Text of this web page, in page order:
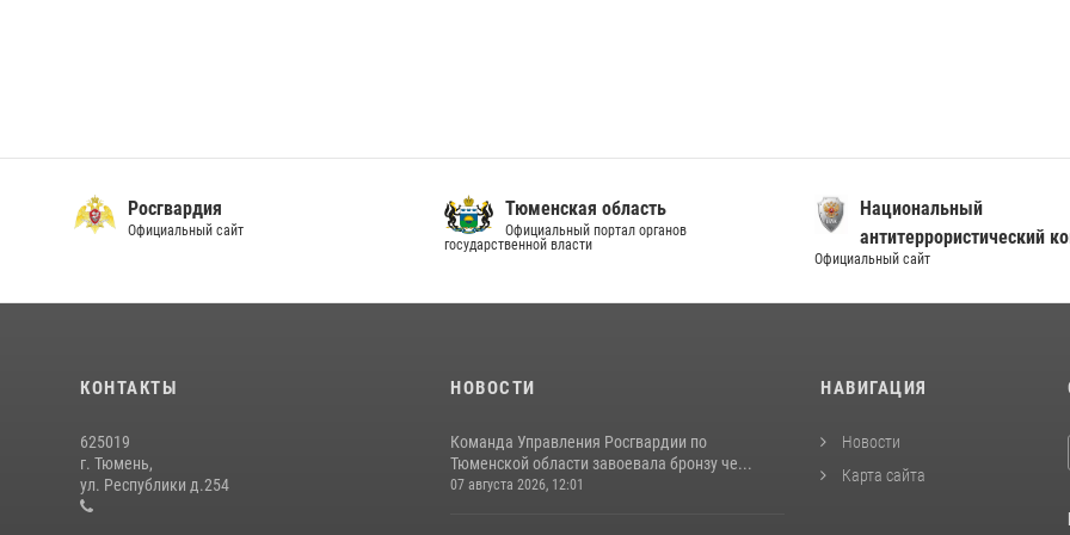
Росгвардия
Официальный сайт
Тюменская область
Официальный портал органов
государственной власти
Национальный
антитеррористический
Официальный сайт
КОНТАКТЫ
625019
г. Тюмень,
ул. Республики д.254
НОВОСТИ
Команда Управления Росгвардии по
Тюменской области завоевала бронзу че...
07 августа 2026, 12:01
НАВИГАЦИЯ
Новости
Карта сайта